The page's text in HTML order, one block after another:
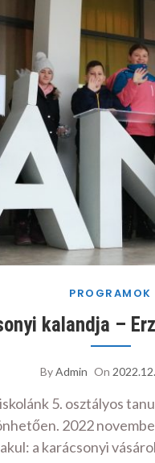
PROGRAMOK
kalandja –
ByAdmin On
5. osztályos
2022
a karácsonyi